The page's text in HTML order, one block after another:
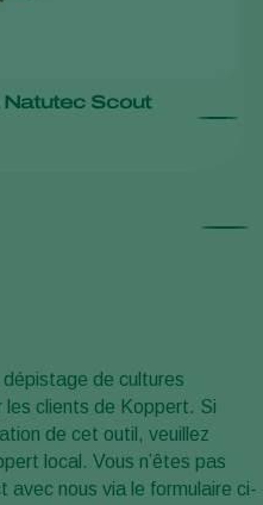
Natutec Scout
de cultures
les clients de Koppert. Si
de cet outil, veuillez
local. Vous n’êtes pas
avec nous via le formulaire ci-